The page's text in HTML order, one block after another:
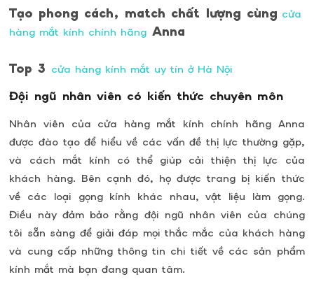
Tạo phong cách, match chất lượng cùng cửa
hàng mắt kính chính hãng Anna
Top 3 cửa hàng kính mắt uy tín ở Hà Nội
Đội ngũ nhân viên có kiến thức chuyên môn
Nhân viên của cửa hàng mắt kính chính hãng Anna
được đào tạo để hiểu về các vấn đề thị lực thường gặp,
và cách mắt kính có thể giúp cải thiện thị lực của
khách hàng. Bên cạnh đó, họ được trang bị kiến thức
về các loại gọng kính khác nhau, vật liệu làm gọng.
Điều này đảm bảo rằng đội ngũ nhân viên của chúng
tôi sẵn sàng để giải đáp mọi thắc mắc của khách hàng
và cung cấp những thông tin chi tiết về các sản phẩm
kính mắt mà bạn đang quan tâm.